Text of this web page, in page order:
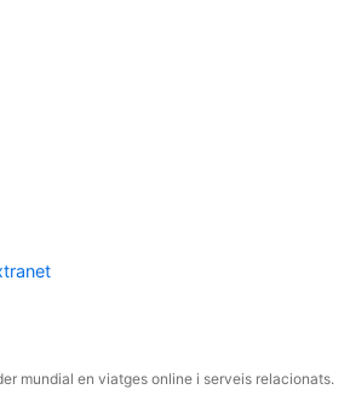
mundial en viatges online i serveis relacionats.